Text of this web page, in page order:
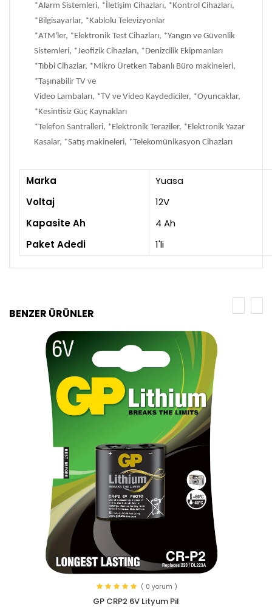
*Alarm Sistemleri, *İletişim Cihazları, *Kontrol Cihazları,
*Bilgisayarlar, *Kablolu Televizyonlar
*ATM'ler, *Elektronik Test Cihazları, *Yangın ve Güvenlik
Sistemleri, *Jeofizik Cihazları, *Denizcilik Ekipmanları
*Tıbbi Cihazlar, *Mikro Üretken Tabanlı Büro makineleri,
*Taşınabilir TV ve
Video Lambaları, *TV ve Video Kaydediciler, *Oyuncaklar,
*Kesintisiz Güç Kaynakları
*Telefon Santralleri, *Elektronik Teraziler, *Elektronik Yazar
Kasalar, *Satış makineleri, *Telekomünikasyon Cihazları
Marka
Yuasa
Voltaj
12V
Kapasite Ah
4 Ah
Paket Adedi
1'li
BENZER ÜRÜNLER
( 0 yorum )
GP CRP2 6V Lityum Pil